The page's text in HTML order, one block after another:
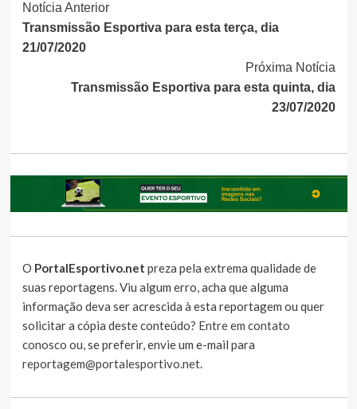
Continue
Lendo
Notícia Anterior
Transmissão Esportiva para esta terça, dia
21/07/2020
Próxima Notícia
Transmissão Esportiva para esta quinta, dia
23/07/2020
O PortalEsportivo.net preza pela extrema qualidade de
suas reportagens. Viu algum erro, acha que alguma
informação deva ser acrescida à esta reportagem ou quer
solicitar a cópia deste conteúdo? Entre em contato
conosco ou, se preferir, envie um e-mail para
reportagem@portalesportivo.net.